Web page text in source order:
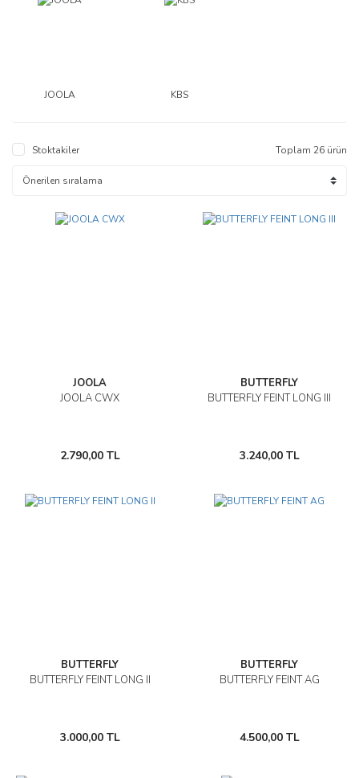
JOOLA KBS
Stoktakiler Toplam 26 ürün
JOOLA
JOOLA CWX
2.790,00 TL
BUTTERFLY
BUTTERFLY FEINT LONG III
3.240,00 TL
BUTTERFLY
BUTTERFLY FEINT LONG II
3.000,00 TL
BUTTERFLY
BUTTERFLY FEINT AG
4.500,00 TL